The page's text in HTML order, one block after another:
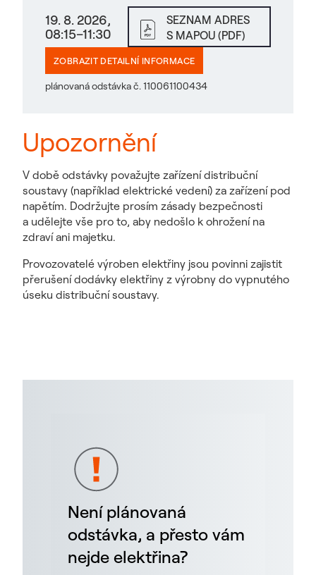
19. 8. 2026,
08:15–11:30
SEZNAM ADRES
S MAPOU (PDF)
ZOBRAZIT DETAILNÍ INFORMACE
plánovaná odstávka č. 110061100434
Upozornění
V době odstávky považujte zařízení distribuční
soustavy (například elektrické vedení) za zařízení pod
napětím. Dodržujte prosím zásady bezpečnosti
a udělejte vše pro to, aby nedošlo k ohrožení na
zdraví ani majetku.
Provozovatelé výroben elektřiny jsou povinni zajistit
přerušení dodávky elektřiny z výrobny do vypnutého
úseku distribuční soustavy.
Není plánovaná
odstávka, a přesto vám
nejde elektřina?